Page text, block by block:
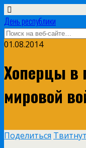
День республики
01.08.2014
Хоперцы в
мировой
Поделиться